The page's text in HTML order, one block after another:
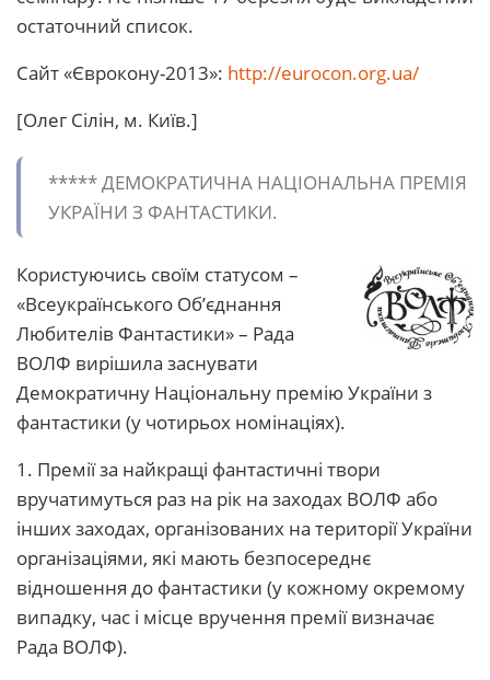
остаточний список.
Сайт «Єврокону-2013»: http://eurocon.org.ua/
[Олег Сілін, м. Київ.]
***** ДЕМОКРАТИЧНА НАЦІОНАЛЬНА ПРЕМІЯ
УКРАЇНИ З ФАНТАСТИКИ.
Користуючись своїм статусом –
«Всеукраїнського Об’єднання
Любителів Фантастики» – Рада
ВОЛФ вирішила заснувати
Демократичну Національну премію України з
фантастики (у чотирьох номінаціях).
1. Премії за найкращі фантастичні твори
вручатимуться раз на рік на заходах ВОЛФ або
інших заходах, організованих на території України
організаціями, які мають безпосереднє
відношення до фантастики (у кожному окремому
випадку, час і місце вручення премії визначає
Рада ВОЛФ).